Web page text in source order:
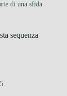
di una sfida
sequenza